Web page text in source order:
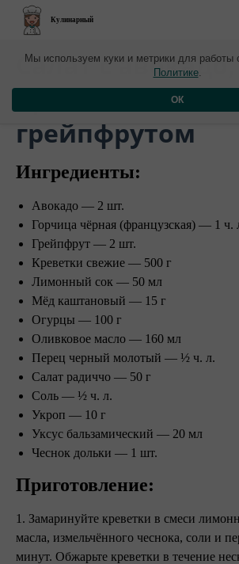
Кулинарный
​Салат с авокадо,
креветками и
грейпфрутом
Ингредиенты:
Авокадо — 2 шт.
Горчица чёрная (французская) — 1 ч.
Грейпфрут — 2 шт.
Креветки свежие — 500 г
Лимонный сок — 50 мл
Мёд каштановый — 15 г
Огурцы — 100 г
Оливковое масло — 160 мл
Перец черный молотый — ½ ч. л.
Салат радиччо — 50 г
Соль — ½ ч. л.
Укроп — 10 г
Уксус бальзамический — 20 мл
Чеснок дольки — 1 шт.
Приготовление:
1. Замаринуйте креветки в смеси
масла, измельчённого чеснока, соли и
минут. Обжарьте креветки в течение
Мы используем куки и метрики для работы
Политике.
ОК